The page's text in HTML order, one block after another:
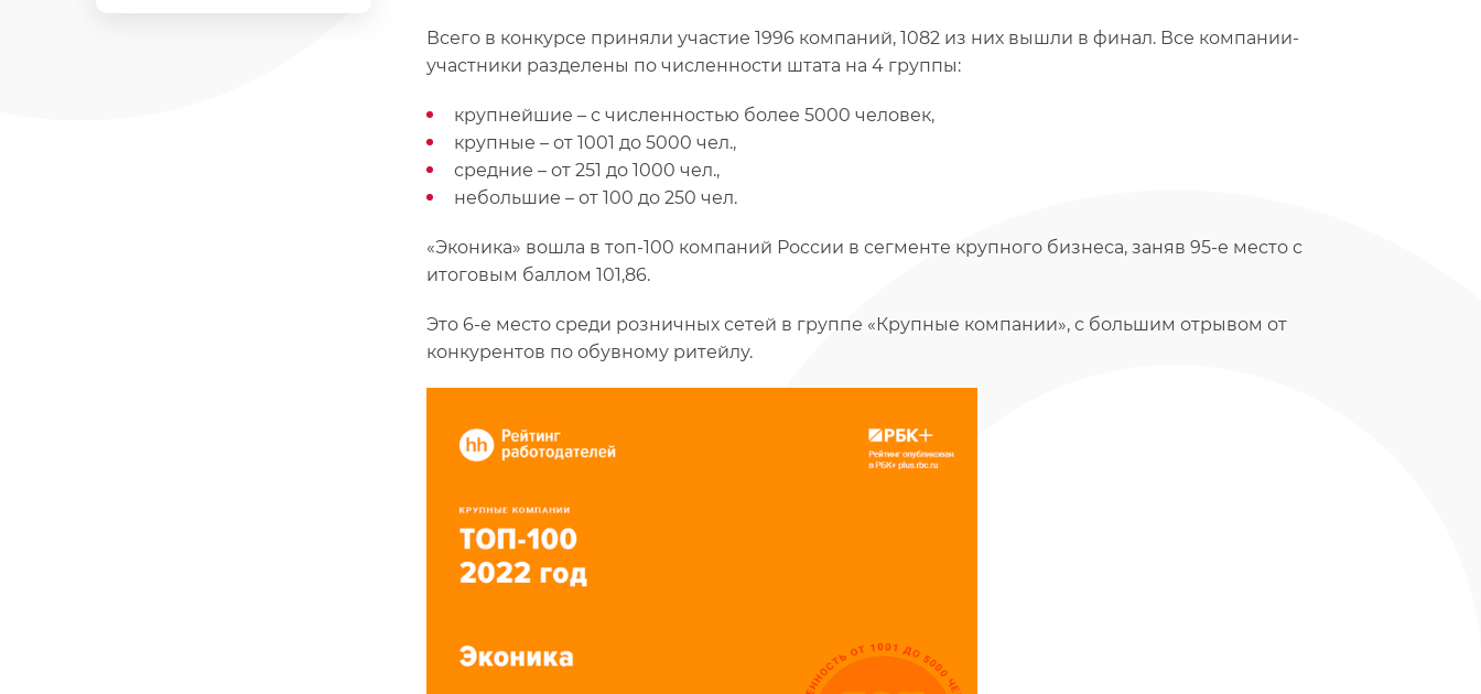
Всего в конкурсе приняли участие 1996 компаний, 1082 из них вышли в финал. Все компании-
участники разделены по численности штата на 4 группы:
крупнейшие – с численностью более 5000 человек,
крупные – от 1001 до 5000 чел.,
средние – от 251 до 1000 чел.,
небольшие – от 100 до 250 чел.
«Эконика» вошла в топ-100 компаний России в сегменте крупного бизнеса, заняв 95-е место с
итоговым баллом 101,86.
Это 6-е место среди розничных сетей в группе «Крупные компании», с большим отрывом от
конкурентов по обувному ритейлу.